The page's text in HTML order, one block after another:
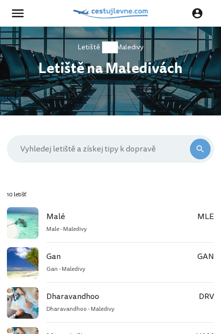
Letiště Maledivy
Letiště na Maledivách
10 letišť
Malé
Male - Maledivy
MLE
Gan
Gan - Maledivy
GAN
Dharavandhoo
Dharavandhoo - Maledivy
DRV